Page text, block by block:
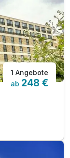
1 Angebote
ab 248 €